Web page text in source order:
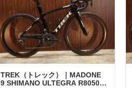
TREK（トレック）｜MADONE
9 SHIMANO ULTEGRA R8050